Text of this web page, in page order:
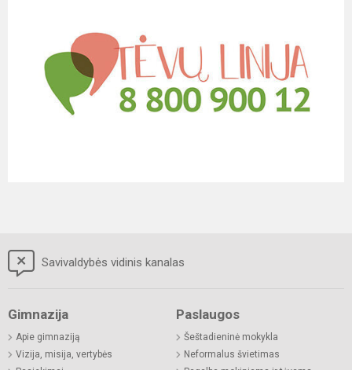
Savivaldybės vidinis kanalas
Gimnazija
Apie gimnaziją
Vizija, misija, vertybės
Paslaugos
Šeštadieninė mokykla
Neformalus švietimas